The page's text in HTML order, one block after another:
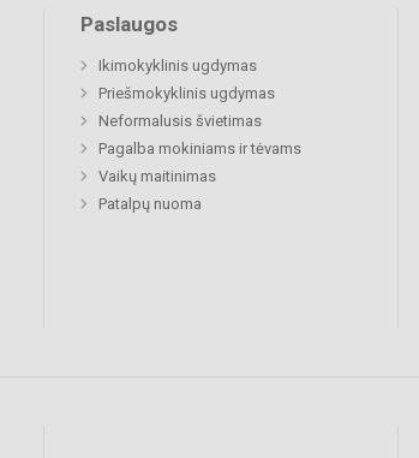
Paslaugos
Ikimokyklinis ugdymas
Priešmokyklinis ugdymas
Neformalusis švietimas
Pagalba mokiniams ir tėvams
Vaikų maitinimas
Patalpų nuoma